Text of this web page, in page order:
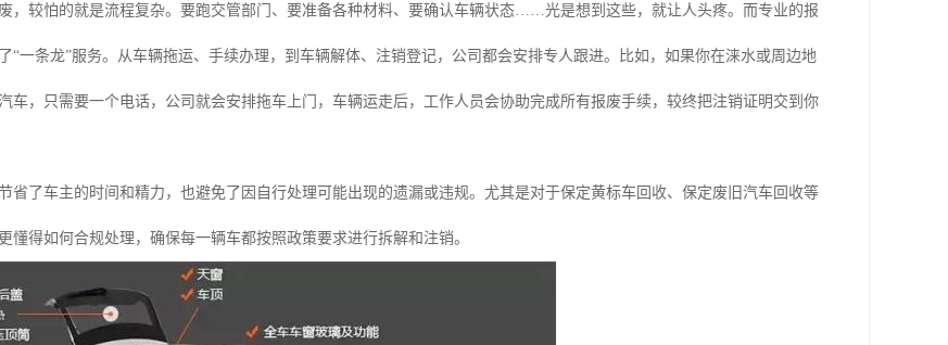
，较怕的就是流程复杂。要跑交管部门、要准备各种材料、要确认车辆状态……光是想到这些，就让人头疼。而专业的报
“一条龙”服务。从车辆拖运、手续办理，到车辆解体、注销登记，公司都会安排专人跟进。比如，如果你在涞水或周边地
车，只需要一个电话，公司就会安排拖车上门，车辆运走后，工作人员会协助完成所有报废手续，较终把注销证明交到你
省了车主的时间和精力，也避免了因自行处理可能出现的遗漏或违规。尤其是对于保定黄标车回收、保定废旧汽车回收等
懂得如何合规处理，确保每一辆车都按照政策要求进行拆解和注销。